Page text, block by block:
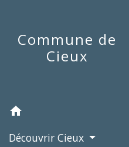
Commune de
Cieux
home
Découvrir Cieux